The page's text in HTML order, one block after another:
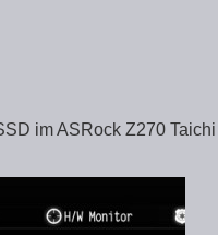
im ASRock Z270 Taichi